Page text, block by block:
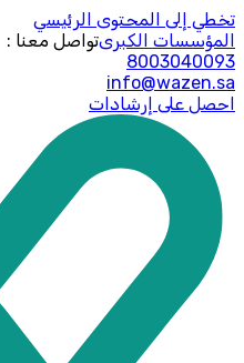
تخطي إلى المحتوى الرئيسي
المؤسسات الكبرى: تواصل معنا
8003040093
info@wazen.sa
احصل على إرشادات